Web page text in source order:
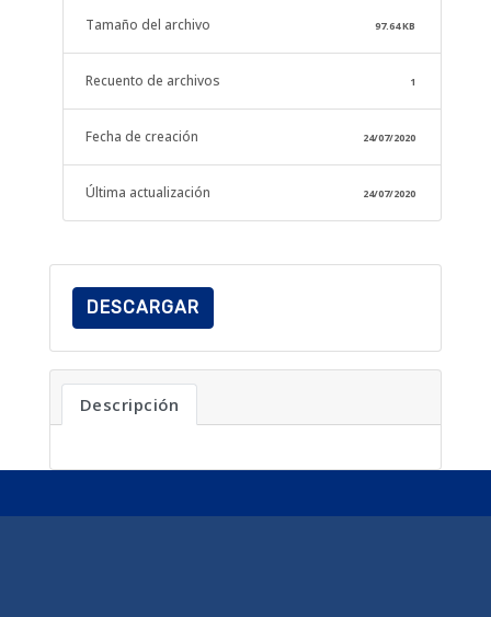
Tamaño del archivo 97.64 KB
Recuento de archivos 1
Fecha de creación 24/07/2020
Última actualización 24/07/2020
DESCARGAR
Descripción